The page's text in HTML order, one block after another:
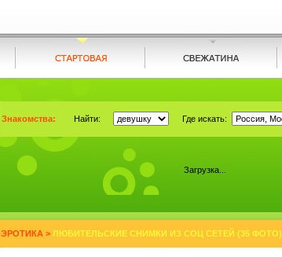
Знакомства: Найти: Где искать:
Загрузка...
ЭРОТИКА > ЛЮБИТЕЛЬСКИЕ СНИМКИ ИЗ СОЦ СЕТЕЙ (35 ФОТО)